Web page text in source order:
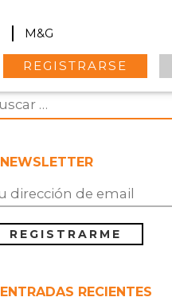
M&G
REGISTRARSE
NEWSLETTER
ENTRADAS RECIENTES